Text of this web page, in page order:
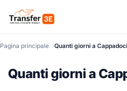
Pagina principale Quanti giorni a
Quanti giorni a